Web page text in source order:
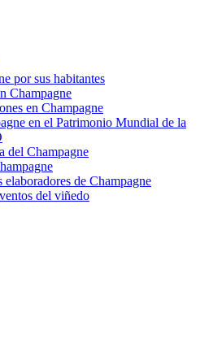
por sus habitantes
Champagne
en Champagne
en el Patrimonio Mundial de la
del Champagne
de Champagne
del viñedo